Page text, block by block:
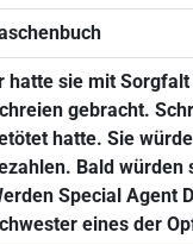
hatte sie mit
gebracht.
hatte. Sie
Bald
Special Agent
eines der